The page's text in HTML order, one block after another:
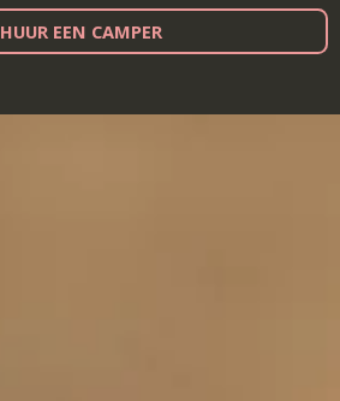
HUUR EEN CAMPER